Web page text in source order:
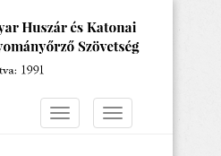
Navigáció
Navigáció